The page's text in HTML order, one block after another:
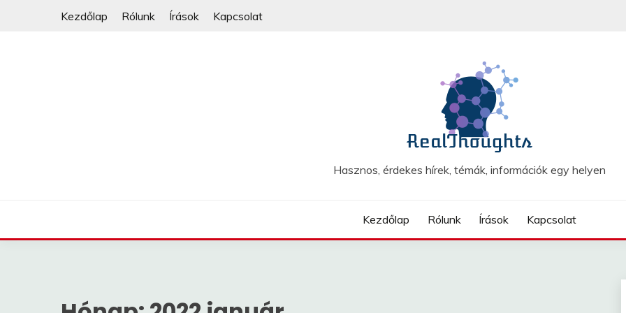
Kezdőlap Rólunk Írások Kapcsolat
Hasznos, érdekes hírek, témák, információk egy helyen
Kezdőlap Rólunk Írások Kapcsolat